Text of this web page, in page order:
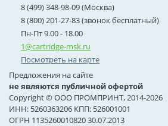
8 (499) 348-98-09 (Москва)
8 (800) 201-27-83 (звонок бесплатный)
Пн-Пт 9.00 - 18.00
1@cartridge-msk.ru
Посмотреть на карте
Предложения на сайте
не являются публичной офертой
Copyright © ООО ПРОМПРИНТ, 2014-2026
ИНН: 5260363206 КПП: 526001001
ОГРН 1135260010820 30.07.2013